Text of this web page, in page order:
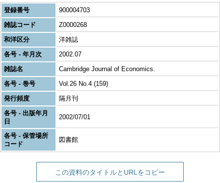
登録番号
900004703
雑誌コード
Z0000268
和洋区分
洋雑誌
各号 - 年月次
2002.07
雑誌名
Cambridge Journal of Economics.
各号 - 巻号
Vol.26 No.4 (159)
発行頻度
隔月刊
各号 - 出版年月
日
2002/07/01
各号 - 保管場所
コード
図書館
この資料のタイトルとURLをコピー